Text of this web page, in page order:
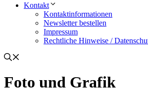
Kontakt
Kontaktinformationen
Newsletter bestellen
Impressum
Rechtliche Hinweise /
Foto und Grafik